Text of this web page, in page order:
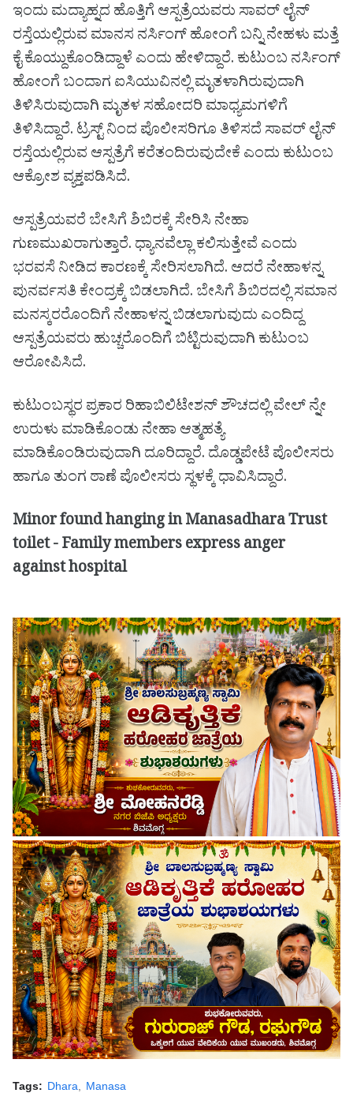
ಇಂದು ಮದ್ಯಾಹ್ನದ ಹೊತ್ತಿಗೆ ಆಸ್ಪತ್ರೆಯವರು ಸಾವರ್ ಲೈನ್
ರಸ್ತೆಯಲ್ಲಿರುವ ಮಾನಸ ನರ್ಸಿಂಗ್ ಹೋಂಗೆ ಬನ್ನಿ ನೇಹಳು ಮತ್ತೆ
ಕೈ ಕೊಯ್ದುಕೊಂಡಿದ್ದಾಳೆ ಎಂದು ಹೇಳಿದ್ದಾರೆ. ಕುಟುಂಬ ನರ್ಸಿಂಗ್
ಹೋಂಗೆ ಬಂದಾಗ ಐಸಿಯುವಿನಲ್ಲಿ ಮೃತಳಾಗಿರುವುದಾಗಿ
ತಿಳಿಸಿರುವುದಾಗಿ ಮೃತಳ ಸಹೋದರಿ ಮಾಧ್ಯಮಗಳಿಗೆ
ತಿಳಿಸಿದ್ದಾರೆ. ಟ್ರಸ್ಟ್ ನಿಂದ ಪೊಲೀಸರಿಗೂ ತಿಳಿಸದೆ ಸಾವರ್ ಲೈನ್
ರಸ್ತೆಯಲ್ಲಿರುವ ಆಸ್ಪತ್ರೆಗೆ ಕರೆತಂದಿರುವುದೇಕೆ ಎಂದು ಕುಟುಂಬ
ಆಕ್ರೋಶ ವ್ಯಕ್ತಪಡಿಸಿದೆ.
ಆಸ್ಪತ್ರೆಯವರೆ ಬೇಸಿಗೆ ಶಿಬಿರಕ್ಕೆ ಸೇರಿಸಿ ನೇಹಾ
ಗುಣಮುಖರಾಗುತ್ತಾರೆ. ಧ್ಯಾನವೆಲ್ಲಾ ಕಲಿಸುತ್ತೇವೆ ಎಂದು
ಭರವಸೆ ನೀಡಿದ ಕಾರಣಕ್ಕೆ ಸೇರಿಸಲಾಗಿದೆ. ಆದರೆ ನೇಹಾಳನ್ನ
ಪುನರ್ವಸತಿ ಕೇಂದ್ರಕ್ಕೆ ಬಿಡಲಾಗಿದೆ. ಬೇಸಿಗೆ ಶಿಬಿರದಲ್ಲಿ ಸಮಾನ
ಮನಸ್ಕರರೊಂದಿಗೆ ನೇಹಾಳನ್ನ ಬಿಡಲಾಗುವುದು ಎಂದಿದ್ದ
ಆಸ್ಪತ್ರೆಯವರು ಹುಚ್ಚರೊಂದಿಗೆ ಬಿಟ್ಟಿರುವುದಾಗಿ ಕುಟುಂಬ
ಆರೋಪಿಸಿದೆ.
ಕುಟುಂಬಸ್ಥರ ಪ್ರಕಾರ ರಿಹಾಬಿಲಿಟೇಶನ್ ಶೌಚದಲ್ಲಿ ವೇಲ್ ನ್ನೇ
ಉರುಳು ಮಾಡಿಕೊಂಡು ನೇಹಾ ಆತ್ಮಹತ್ಯೆ
ಮಾಡಿಕೊಂಡಿರುವುದಾಗಿ ದೂರಿದ್ದಾರೆ. ದೊಡ್ಡಪೇಟೆ ಪೊಲೀಸರು
ಹಾಗೂ ತುಂಗ ಠಾಣೆ ಪೊಲೀಸರು ಸ್ಥಳಕ್ಕೆ ಧಾವಿಸಿದ್ದಾರೆ.
Minor found hanging in Manasadhara Trust
toilet - Family members express anger
against hospital
Tags: Dhara Manasa